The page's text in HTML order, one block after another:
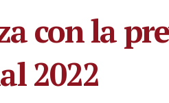
con la
2022